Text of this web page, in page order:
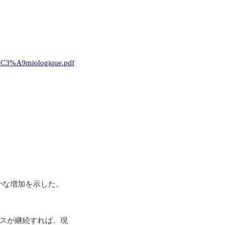
増加を示した。
が継続すれば、現